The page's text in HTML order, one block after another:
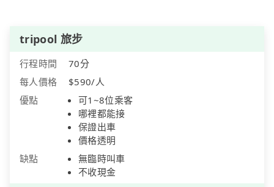
tripool 旅步
行程時間
70分
每人價格
$590/人
優點
可1~8位乘客
哪裡都能接
保證出車
價格透明
缺點
無臨時叫車
不收現金